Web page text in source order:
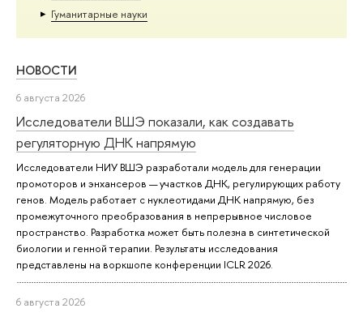
Гуманитарные науки
НОВОСТИ
6 августа 2026
Исследователи ВШЭ показали, как создавать
регуляторную ДНК напрямую
Исследователи НИУ ВШЭ разработали модель для генерации
промоторов и энхансеров — участков ДНК, регулирующих работу
генов. Модель работает с нуклеотидами ДНК напрямую, без
промежуточного преобразования в непрерывное числовое
пространство. Разработка может быть полезна в синтетической
биологии и генной терапии. Результаты исследования
представлены на воркшопе конференции ICLR 2026.
6 августа 2026